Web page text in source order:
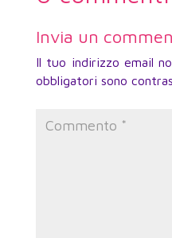
Invia un
Il tuo indirizzo email
obbligatori sono